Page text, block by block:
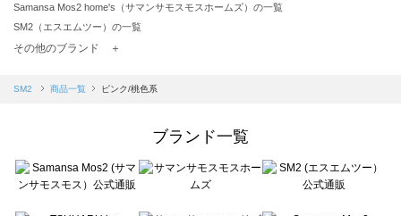
Samansa Mos2 home's（サマンサモスモスホームズ）の一覧
SM2（エスエムツー）の一覧
TSUHARU by Samansa Mos2（ツハルバイサマンサモスモス）の一覧
Samansa Mos2 blue（サマンサモスモス ブルー）の一覧
Te chichi（テチチ）の一覧
Te chichi CLASSIC（テチチ クラシック）の一覧
その他のブランド ＋
SM2 商品一覧 ピンク/桃色系
ブランド一覧